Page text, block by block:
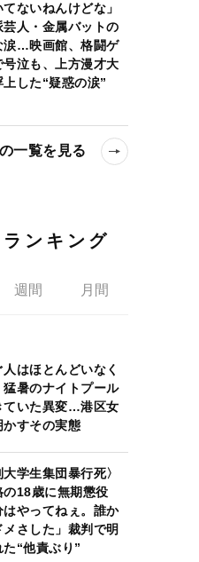
てないねんけどな」
芸人・金属バットの
涙…映画館、格闘ゲ
号泣も、上方漫才大
上した“疑惑の涙”
一覧を見る
ンキング
週間 月間
人はほとんどいなく
暑のナイトプール
ていた異変…港区女
かすその実態
大学生集団暴行死〉
の18歳に無期懲役
はやってねぇ。誰か
メさした」裁判で明
た“他責ぶり”